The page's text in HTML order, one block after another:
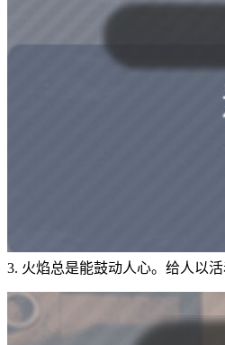
3. 火焰总是能鼓动人心。给人以活